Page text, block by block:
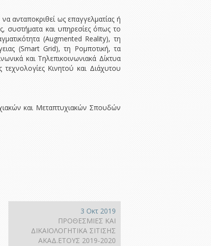
ανταποκριθεί ως επαγγελματίας ή
συστήματα και υπηρεσίες όπως το
(Augmented Reality), τη
(Smart Grid), τη Ρομποτική, τα
και Τηλεπικοινωνιακά Δίκτυα
Κινητού και Διάχυτου
και Μεταπτυχιακών Σπουδών
3 Οκτ 2019
ΠΡΟΘΕΣΜΙΕΣ ΚΑΙ
ΔΙΚΑΙΟΛΟΓΗΤΙΚΑ ΣΙΤΙΣΗΣ
ΑΚΑΔ.ΕΤΟΥΣ 2019-2020